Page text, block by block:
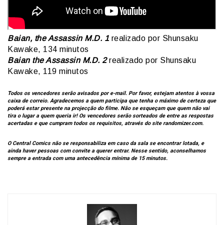
Baian, the Assassin M.D. 1 realizado por Shunsaku
Kawake, 134 minutos
Baian the Assassin M.D. 2realizado por Shunsaku
Kawake, 119 minutos
Todos os vencedores serão avisados por e-mail. Por favor, estejam atentos à vossa
caixa de correio. Agradecemos a quem participa que tenha o máximo de certeza que
poderá estar presente na projecção do filme. Não se esqueçam que quem não vai
tira o lugar a quem queria ir! Os vencedores serão sorteados de entre as respostas
acertadas e que cumpram todos os requisitos, através do site randomizer.com.
O Central Comics não se responsabiliza em caso da sala se encontrar lotada, e
ainda haver pessoas com convite a querer entrar. Nesse sentido, aconselhamos
sempre a entrada com uma antecedência mínima de 15 minutos.